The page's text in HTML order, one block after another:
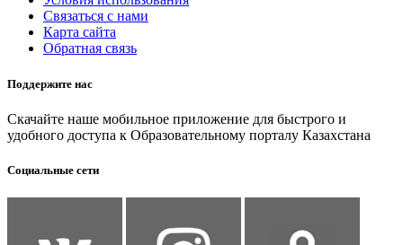
Связаться с нами
Карта сайта
Обратная связь
Поддержите нас
Скачайте наше мобильное приложение для быстрого и
удобного доступа к Образовательному порталу Казахстана
Социальные сети